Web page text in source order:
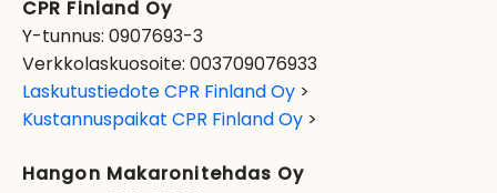
CPR Finland Oy
Y-tunnus: 0907693-3
Verkkolaskuosoite: 003709076933
Laskutustiedote CPR Finland Oy >
Kustannuspaikat CPR Finland Oy >
Hangon Makaronitehdas Oy